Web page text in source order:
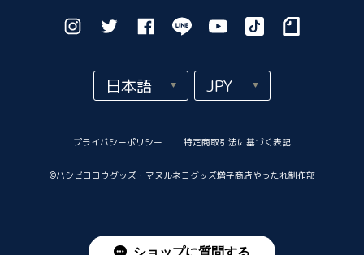
プライバシーポリシー 特定商取引法に基づく表記
©︎ハシビロコウグッズ・マヌルネコグッズ増子商店やったれ制作部